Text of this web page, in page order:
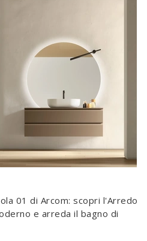
01 di Arcom: scopri l'Arredo
e arreda il bagno di